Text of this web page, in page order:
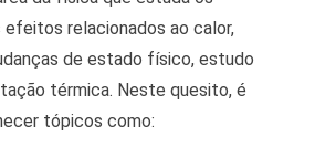
relacionados ao calor,
de estado físico, estudo
térmica. Neste quesito, é
tópicos como: